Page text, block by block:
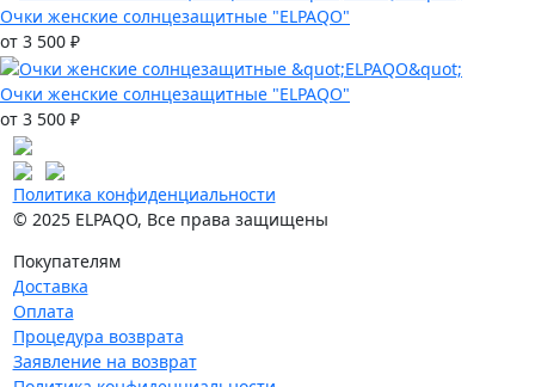
Очки женские солнцезащитные "ELPAQO"
от 3 500 ₽
Очки женские солнцезащитные "ELPAQO"
от 3 500 ₽
Политика конфиденциальности
© 2025 ELPAQO, Все права защищены
Покупателям
Доставка
Оплата
Процедура возврата
Заявление на возврат